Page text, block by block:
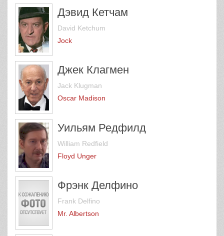
Дэвид Кетчам
David Ketchum
Jock
Джек Клагмен
Jack Klugman
Oscar Madison
Уильям Редфилд
William Redfield
Floyd Unger
Фрэнк Делфино
Frank Delfino
Mr. Albertson